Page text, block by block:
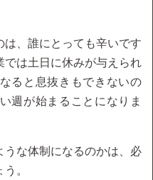
は、誰にとっても辛いです
では土日に休みが与えられ
ると息抜きもできないの
週が始まることになりま
な体制になるのかは、必
。